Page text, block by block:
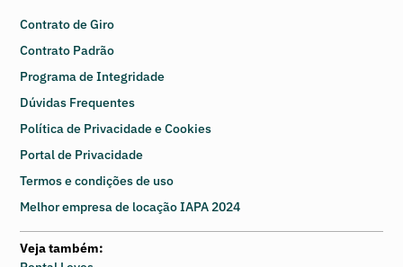
Contrato de Giro
Contrato Padrão
Programa de Integridade
Dúvidas Frequentes
Política de Privacidade e Cookies
Portal de Privacidade
Termos e condições de uso
Melhor empresa de locação IAPA 2024
Veja também: